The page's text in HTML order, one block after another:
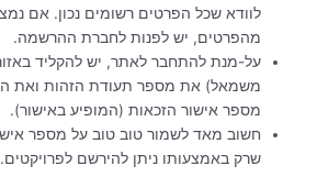
לוודא שכל הפרטים רשומים נכון. אם
מהפרטים, יש לפנות לחברת ההרשמה.
על-מנת להתחבר לאתר, יש להקליד
משמאל) את מספר תעודת הזהות ואת
מספר אישור הזכאות (המופיע באישור).
חשוב מאד לשמור טוב טוב על מספר
שרק באמצעותו ניתן להירשם לפרויקטים.